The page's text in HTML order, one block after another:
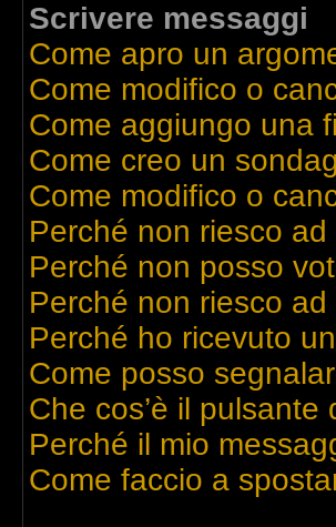
Scrivere messaggi
Come apro un
Come modifico o
Come aggiungo una
Come creo un
Come modifico o
Perché non riesco
Perché non posso
Perché non riesco
Perché ho ricevuto
Come posso
Che cos’è il
Perché il mio
Come faccio a